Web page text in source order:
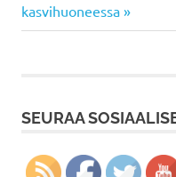
Post:
kasvihuoneessa
SEURAA